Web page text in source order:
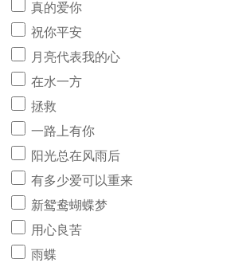
真的爱你
祝你平安
月亮代表我的心
在水一方
拯救
一路上有你
阳光总在风雨后
有多少爱可以重来
新鸳鸯蝴蝶梦
用心良苦
雨蝶